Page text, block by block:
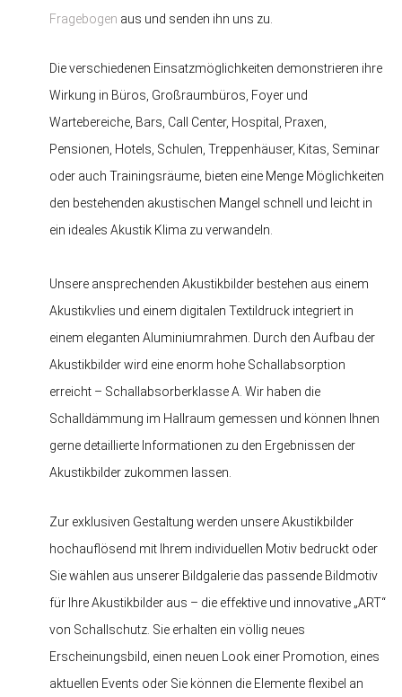
Fragebogen aus und senden ihn uns zu.
Die verschiedenen Einsatzmöglichkeiten demonstrieren ihre
Wirkung in Büros, Großraumbüros, Foyer und
Wartebereiche, Bars, Call Center, Hospital, Praxen,
Pensionen, Hotels, Schulen, Treppenhäuser, Kitas, Seminar
oder auch Trainingsräume, bieten eine Menge Möglichkeiten
den bestehenden akustischen Mangel schnell und leicht in
ein ideales Akustik Klima zu verwandeln.
Unsere ansprechenden Akustikbilder bestehen aus einem
Akustikvlies und einem digitalen Textildruck integriert in
einem eleganten Aluminiumrahmen. Durch den Aufbau der
Akustikbilder wird eine enorm hohe Schallabsorption
erreicht – Schallabsorberklasse A. Wir haben die
Schalldämmung im Hallraum gemessen und können Ihnen
gerne detaillierte Informationen zu den Ergebnissen der
Akustikbilder zukommen lassen.
Zur exklusiven Gestaltung werden unsere Akustikbilder
hochauflösend mit Ihrem individuellen Motiv bedruckt oder
Sie wählen aus unserer Bildgalerie das passende Bildmotiv
für Ihre Akustikbilder aus – die effektive und innovative „ART“
von Schallschutz. Sie erhalten ein völlig neues
Erscheinungsbild, einen neuen Look einer Promotion, eines
aktuellen Events oder Sie können die Elemente flexibel an